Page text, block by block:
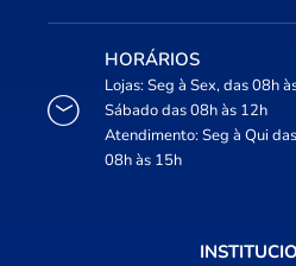
HORÁRIOS
Lojas: Seg à Sex, das 08h
Sábado das 08h às 12h
Atendimento: Seg à Qui
08h às 15h